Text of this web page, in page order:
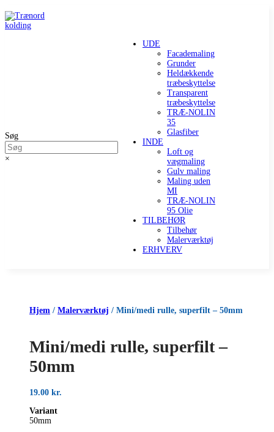
Søg
×
UDE
Facademaling
Grunder
Heldækkende
træbeskyttelse
Transparent
træbeskyttelse
TRÆ-NOLIN
35
Glasfiber
INDE
Loft og
vægmaling
Gulv maling
Maling uden
MI
TRÆ-NOLIN
95 Olie
TILBEHØR
Tilbehør
Malerværktøj
ERHVERV
Hjem / Malerværktøj / Mini/medi rulle, superfilt – 50mm
Mini/medi rulle, superfilt –
50mm
19.00 kr.
Variant
50mm